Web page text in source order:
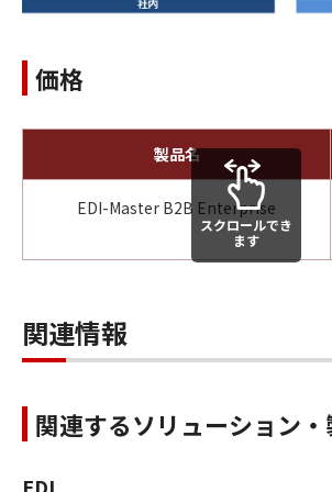
価格
製品名
EDI-Master B2B Enterprise
スクロールでき
ます
関連情報
関連するソリューション・